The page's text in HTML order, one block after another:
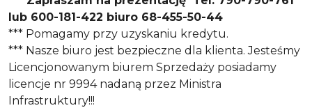
lub 600-181-422 biuro 68-455-50-44
*** Pomagamy przy uzyskaniu kredytu.
*** Nasze biuro jest bezpieczne dla klienta. Jesteśmy
Licencjonowanym biurem Sprzedaży posiadamy
licencje nr 9994 nadaną przez Ministra
Infrastruktury!!!